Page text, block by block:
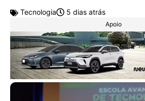
Tecnologia 5 dias atrás
Apoio